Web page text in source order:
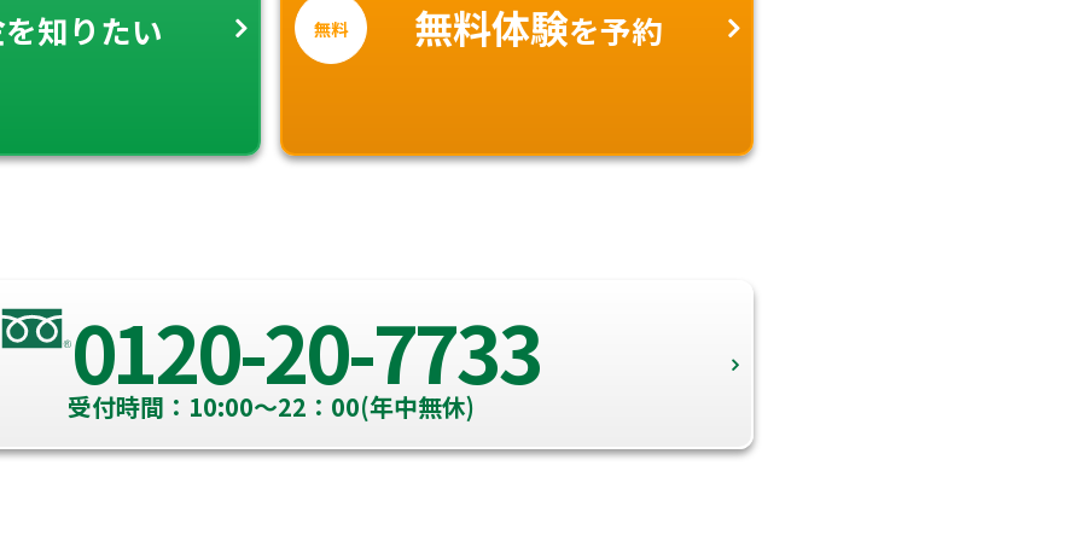
を知りたい 無料 無料体験を予約
0120-20-7733
受付時間：10:00～22：00(年中無休)